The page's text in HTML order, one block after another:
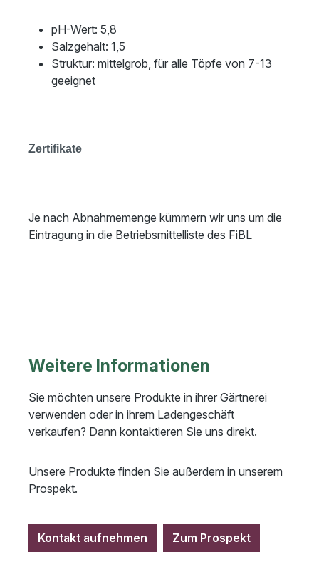
pH-Wert: 5,8
Salzgehalt: 1,5
Struktur: mittelgrob, für alle Töpfe von 7-13
geeignet
Zertifikate
Je nach Abnahmemenge kümmern wir uns um die
Eintragung in die Betriebsmittelliste des FiBL
Weitere Informationen
Sie möchten unsere Produkte in ihrer Gärtnerei
verwenden oder in ihrem Ladengeschäft
verkaufen? Dann kontaktieren Sie uns direkt.
Unsere Produkte finden Sie außerdem in unserem
Prospekt.
Kontakt aufnehmen Zum Prospekt